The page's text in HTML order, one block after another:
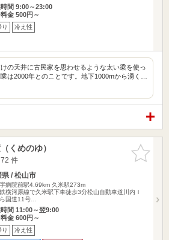
間 9:00～23:00
金 500円～
り 冷え性
の天井に古民家を思わせるような太い梁を使っ
は2000年とのことです。地下1000mから湧く…
お気に入
りに追加
くめのゆ）
件
県 / 松山市
病院前駅4.69km 久米駅273m
横河原線で久米駅下車徒歩3分松山自動車道川内Ｉ
国道11号…
間 11:00～翌9:00
金 600円～
り 冷え性